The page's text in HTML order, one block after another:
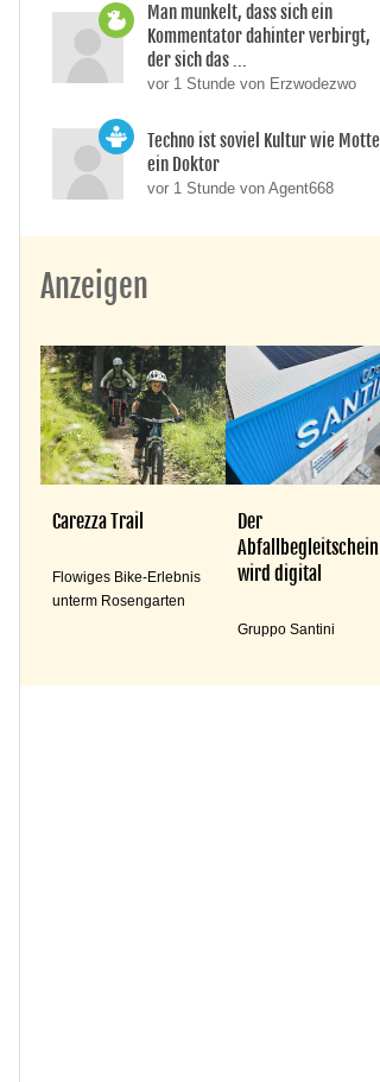
Man munkelt, dass sich ein
Kommentator dahinter verbirgt,
der sich das ...
vor 1 Stunde von Erzwodezwo
Techno ist soviel Kultur wie Motte
ein Doktor
vor 1 Stunde von Agent668
Anzeigen
Carezza Trail
Flowiges Bike-Erlebnis
unterm Rosengarten
Der
Abfallbegleitschein
wird digital
Gruppo Santini